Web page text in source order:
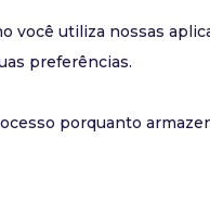
você utiliza nossas
preferências.
porquanto